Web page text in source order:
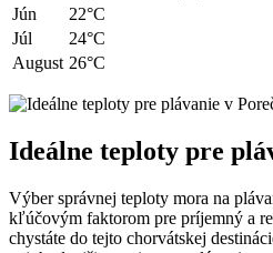
Jún
22°C
Júl
24°C
August 26°C
Ideálne teploty pre
Výber správnej teploty mora na
kľúčovým faktorom pre príjemný a
chystáte do tejto chorvátskej